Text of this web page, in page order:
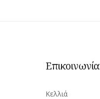
Επικοινωνία
Κελλιά